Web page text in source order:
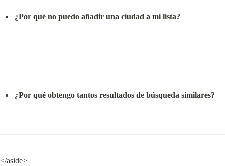
¿Por qué no puedo añadir una ciudad a mi lista?
¿Por qué obtengo tantos resultados de búsqueda similares?
</aside>